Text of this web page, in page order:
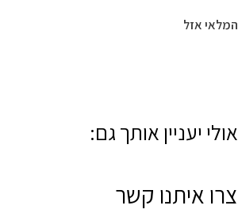
המלאי אזל
אולי יעניין אותך גם:
צרו איתנו קשר